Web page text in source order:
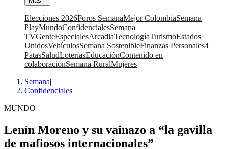
Elecciones 2026Foros SemanaMejor ColombiaSemana
PlayMundoConfidencialesSemana
TVGenteEspecialesArcadiaTecnologíaTurismoEstados
UnidosVehículosSemana SostenibleFinanzas Personales4
PatasSaludLoteríasEducaciónContenido en
colaboraciónSemana RuralMujeres
Semana|
Confidenciales
MUNDO
Lenín Moreno y su vainazo a “la gavilla
de mafiosos internacionales”